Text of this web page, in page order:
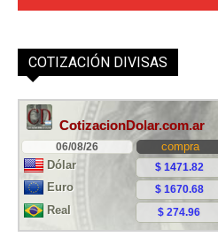
COTIZACIÓN DIVISAS